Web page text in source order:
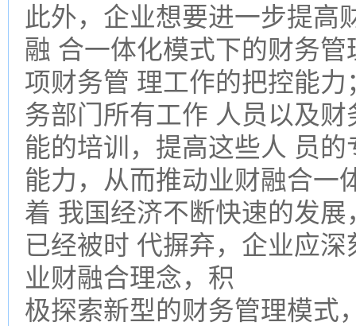
此外，企业想要进一步提高
融 合一体化模式下的财务
项财务管 理工作的把控能
务部门所有工作 人员以及
能的培训，提高这些人 员
能力，从而推动业财融合一
着 我国经济不断快速的发
已经被时 代摒弃，企业应
业财融合理念，积
极探索新型的财务管理模式